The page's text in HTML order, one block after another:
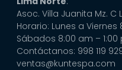
Asoc. Villa Juanita Mz. C
Horario: Lunes a
Sábados 8:00 am – 1:00
Contáctanos: 998 119
ventas@kuntespa.com